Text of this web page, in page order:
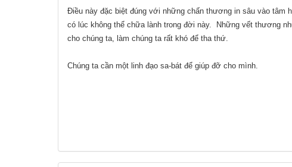
Điều này đặc biệt đúng với những chấn thương in sâu vào tâm
có lúc không thể chữa lành trong đời này.
Những vết thương
cho chúng ta, làm chúng ta rất khó để tha thứ.
Chúng ta cần một linh đạo sa-bát để giúp đỡ cho mình.